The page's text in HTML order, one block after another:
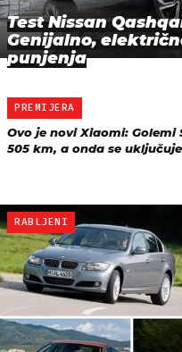
Test Nissan
Genijalno,
punjenja
PREMIJERA
Ovo je novi Xiaomi: Golemi
505 km, a onda se
RABLJENI